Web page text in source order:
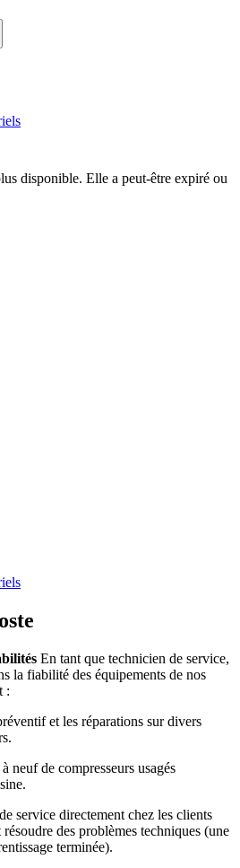
disponible. Elle a peut-être expiré ou
En tant que technicien de service,
la fiabilité des équipements de nos
:
et les réparations sur divers
neuf de compresseurs usagés
service directement chez les clients
des problèmes techniques (une
terminée).